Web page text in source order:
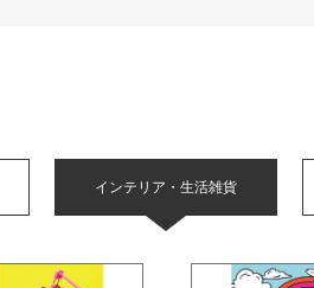
インテリア・ 生活雑貨